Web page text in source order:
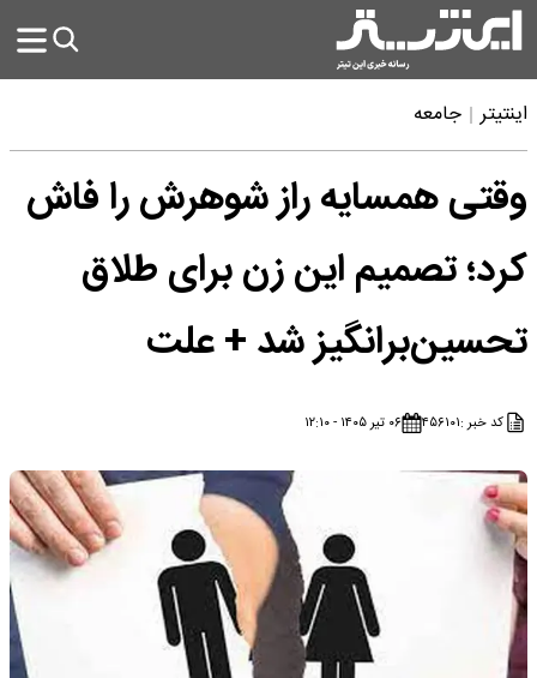
اینتیتر جامعه
وقتی همسایه راز شوهرش را فاش
کرد؛ تصمیم این زن برای طلاق
تحسین‌برانگیز شد + علت
کد خبر :۴۵۶۱۰۱ ۰۶ تیر ۱۴۰۵ - ۱۲:۱۰